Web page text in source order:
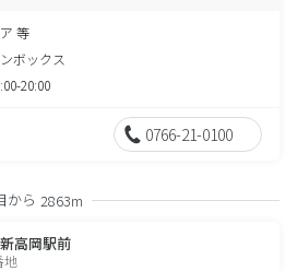
等
ボックス
20:00
0766-21-0100
から 2863m
高岡駅前
地